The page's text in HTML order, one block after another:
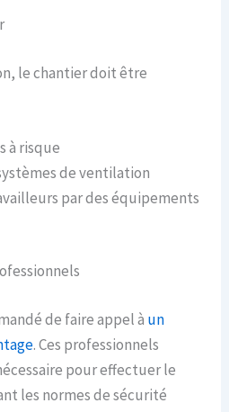
le chantier doit être
à risque
de ventilation
par des équipements
de faire appel à un
. Ces professionnels
pour effectuer le
les normes de sécurité